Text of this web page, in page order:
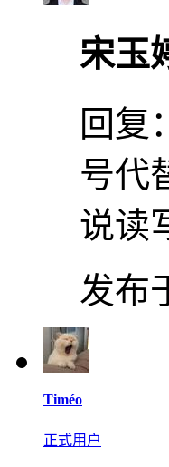
宋玉
回复：
号代
说读
发布
Timéo
正式用户